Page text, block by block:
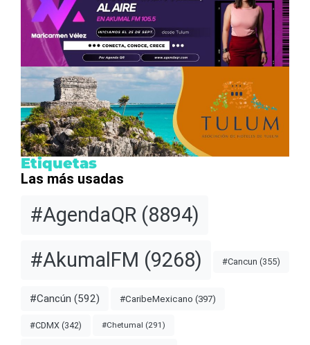
Etiquetas
Las más usadas
#AgendaQR (8894)
#AkumalFM (9268) #Cancun (355)
#Cancún (592) #CaribeMexicano (397)
#CDMX (342) #Chetumal (291)